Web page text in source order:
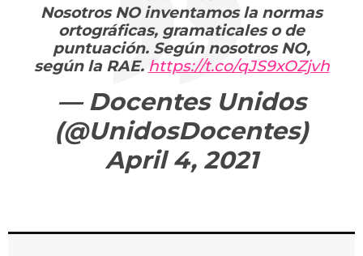
Nosotros NO inventamos la normas
ortográficas, gramaticales o de
puntuación. Según nosotros NO,
según la RAE. https://t.co/qJS9xOZjvh
— Docentes Unidos
(@UnidosDocentes)
April 4, 2021